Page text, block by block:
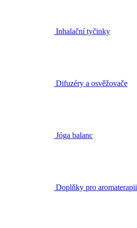
Inhalační tyčinky
Difuzéry a osvěžovače
Jóga balanc
Doplňky pro aromaterapii